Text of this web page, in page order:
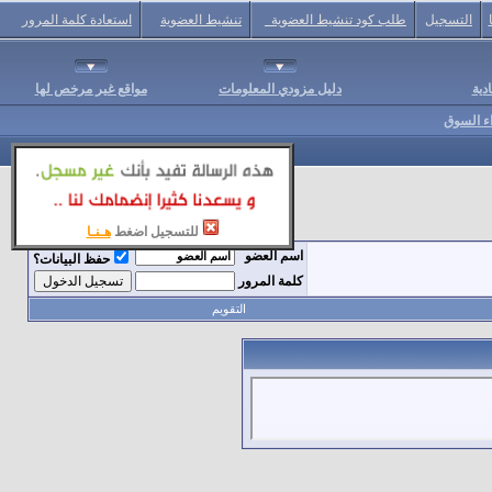
للتسجيل اضغط هـنـا
التسجيل طلب كود تنشيط العضوية تنشيط العضوية استعادة كلمة المرور
دليل مزودي المعلومات مواقع غير مرخص لها
السوق
اسم العضو
حفظ البيانات؟
كلمة المرور
التقويم